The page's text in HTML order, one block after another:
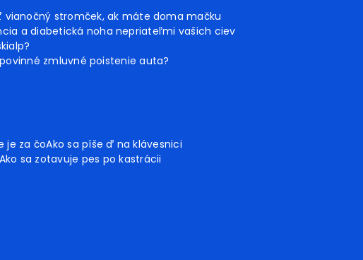
vianočný stromček, ak máte doma mačku
a diabetická noha nepriateľmi vašich ciev
zmluvné poistenie auta?
je za čoAko sa píše ď na klávesnici
Ako sa zotavuje pes po kastrácii